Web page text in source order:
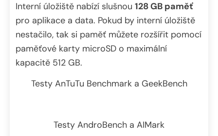
Interní úložiště nabízí slušnou 128 GB paměť
pro aplikace a data. Pokud by interní úložiště
nestačilo, tak si paměť můžete rozšířit pomocí
paměťové karty microSD o maximální
kapacitě 512 GB.
Testy AnTuTu Benchmark a GeekBench
Testy AndroBench a AIMark